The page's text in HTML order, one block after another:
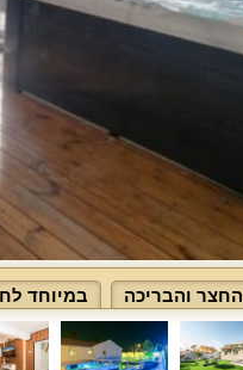
החצר והבריכה במיוחד